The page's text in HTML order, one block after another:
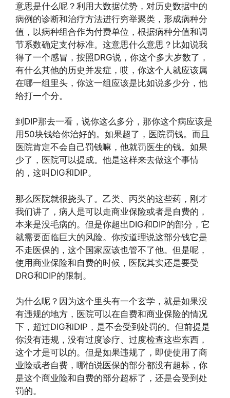
意思是什么呢？利用大数据优势，对历史数据中的
病例的诊断和治疗方法进行穷举聚类，形成病种分
值，以病种组合作为付费单位，根据病种分值和调
节系数确定支付标准。这意思什么意思？比如说我
得了一个感冒，按照DRG说，你这个多大岁数了，
有什么其他的历史并发症，哎，你这个人就应该属
在哪一组里头，你这一组应该是比如说多少分，他
给打一个分。
到DIP那去一看，说你这么多分，那你这个病应该是
用50块钱给你治好的。如果超了，医院罚钱。而且
医院肯定不会自己罚钱嘛，他就罚医生的钱。如果
少了，医院可以提成。他是这样来去做这个事情
的，这叫DIG和DIP。
那么医院就很挠头了。乙类、丙类的这些药，刚才
我们讲了，病人是可以走商业保险或者是自费的，
本来是没毛病的。但是你超出DIG和DIP的部分，它
就需要面临巨大的风险。你按道理说这部分钱它是
不走医保的，这个国家应该也管不了他。但是呢，
使用商业保险和自费的时候，医院其实还是要受
DRG和DIP的限制。
为什么呢？因为这个里头有一个玄学，就是如果没
有违规的地方，医院可以在自费和商业保险的情况
下，超过DIG和DIP，是不会受到处罚的。但前提是
你没有违规，没有过度诊疗、过度检查这些东西，
这个才是可以的。但是如果违规了，即使使用了商
业险或者自费，哪怕说医保的部分都没有超标，你
是这个商业险和自费的部分超标了，还是会受到处
罚的。